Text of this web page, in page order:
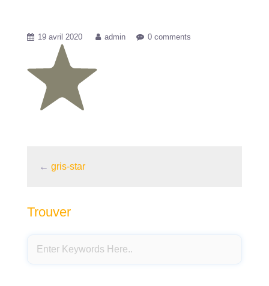
19 avril 2020 admin 0 comments
← gris-star
Trouver